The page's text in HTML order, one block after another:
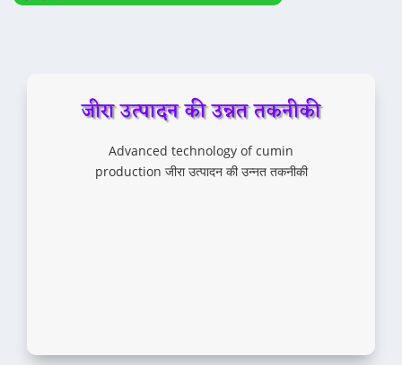
जीरा उत्पादन की उन्नत तकनीकी
Advanced technology of cumin
production जीरा उत्पादन की उन्नत तकनीकी